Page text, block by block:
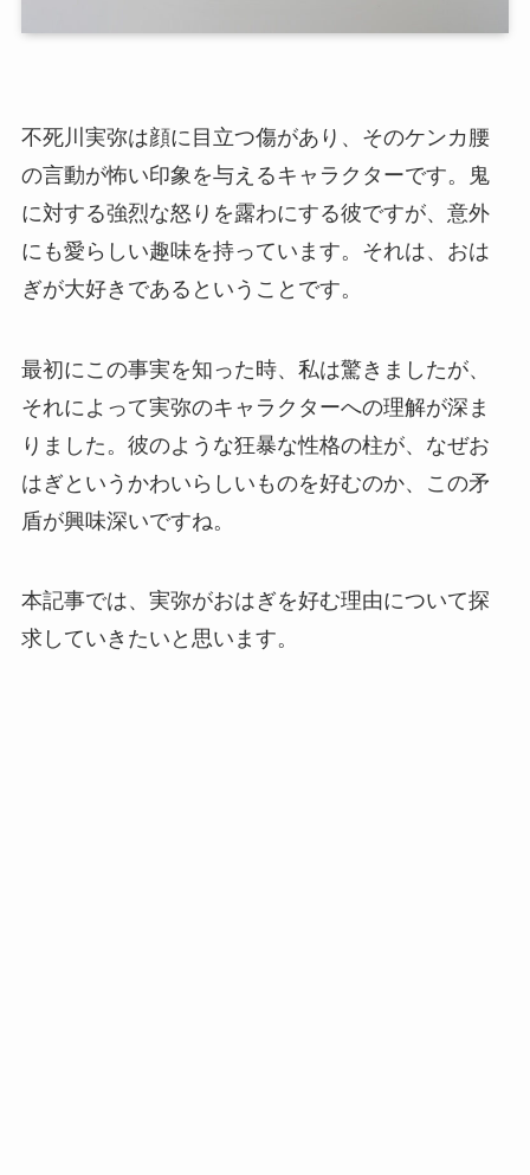
不死川実弥は顔に目立つ傷があり、そのケンカ腰
の言動が怖い印象を与えるキャラクターです。鬼
に対する強烈な怒りを露わにする彼ですが、意外
にも愛らしい趣味を持っています。それは、おは
ぎが大好きであるということです。
最初にこの事実を知った時、私は驚きましたが、
それによって実弥のキャラクターへの理解が深ま
りました。彼のような狂暴な性格の柱が、なぜお
はぎというかわいらしいものを好むのか、この矛
盾が興味深いですね。
本記事では、実弥がおはぎを好む理由について探
求していきたいと思います。